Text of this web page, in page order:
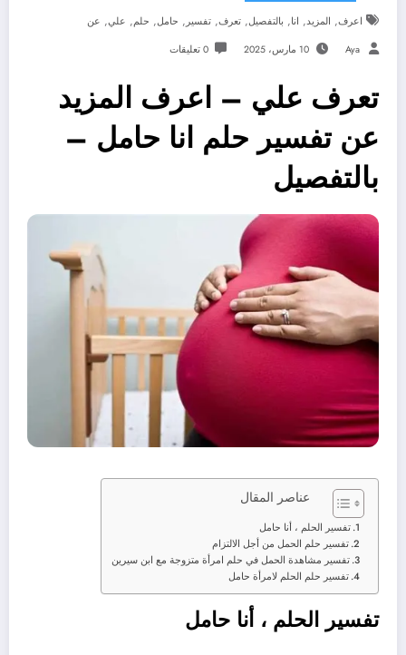
اعرف, المزيد, انا, بالتفصيل, تعرف, تفسير , حامل, حلم, علي, عن
Aya 10 مارس، 2025 0 تعليقات
تعرف علي – اعرف المزيد
عن تفسير حلم انا حامل –
بالتفصيل
عناصر المقال
تفسير الحلم ، أنا حامل
تفسير حلم الحمل من أجل الالتزام
تفسير مشاهدة الحمل في حلم امرأة متزوجة مع ابن سيرين
تفسير حلم الحلم لامرأة حامل
تفسير الحلم ، أنا حامل